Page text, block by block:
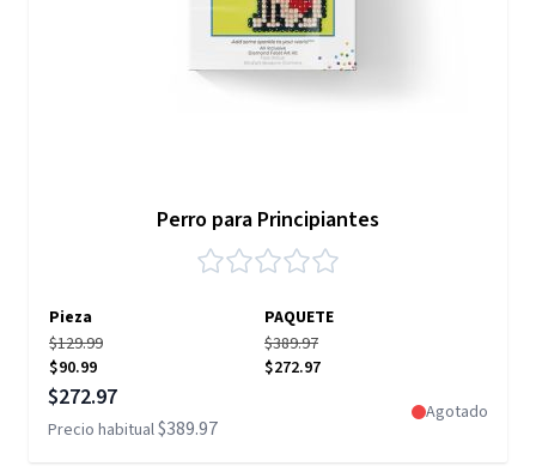
Perro para Principiantes
Pieza
PAQUETE
$129.99
$90.99
$389.97
$272.97
Precio especial
$272.97
Precio habitual$389.97
Agotado